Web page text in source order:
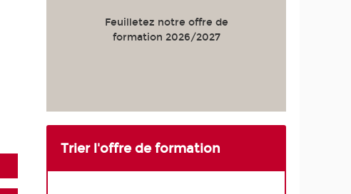
Feuilletez notre offre de
formation 2026/2027
Trier l'offre de formation